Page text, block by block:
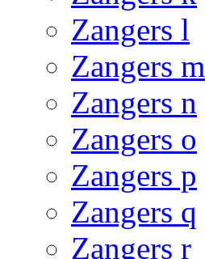
Zangers l
Zangers m
Zangers n
Zangers o
Zangers p
Zangers q
Zangers r